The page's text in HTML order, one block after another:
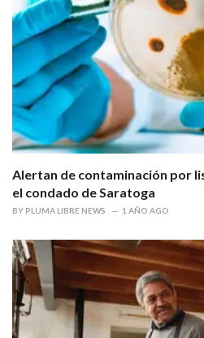
Alertan de contaminación por
el condado de Saratoga
BY PLUMA LIBRE NEWS 1 AÑO AGO